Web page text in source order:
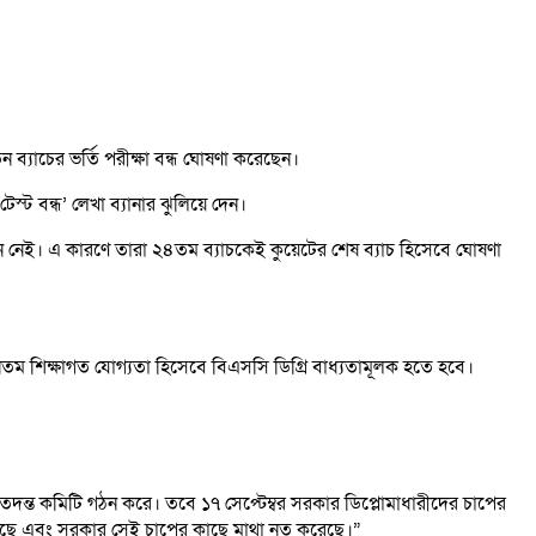
ভর্তি পরীক্ষা বন্ধ ঘোষণা করেছেন।
বন্ধ’ লেখা ব্যানার ঝুলিয়ে দেন।
এ কারণে তারা ২৪তম ব্যাচকেই কুয়েটের শেষ ব্যাচ হিসেবে ঘোষণা
শিক্ষাগত যোগ্যতা হিসেবে বিএসসি ডিগ্রি বাধ্যতামূলক হতে হবে।
কমিটি গঠন করে। তবে ১৭ সেপ্টেম্বর সরকার ডিপ্লোমাধারীদের চাপের
এবং সরকার সেই চাপের কাছে মাথা নত করেছে।”